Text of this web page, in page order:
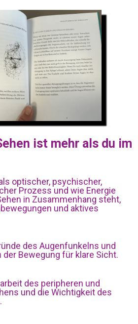
ist mehr als du im
optischer, psychischer,
Prozess und wie Energie
in Zusammenhang steht,
und aktives
des Augenfunkelns und
der Bewegung für klare Sicht.
des peripheren und
und die Wichtigkeit des